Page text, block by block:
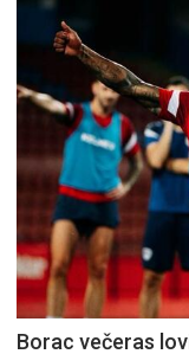
Borac večeras